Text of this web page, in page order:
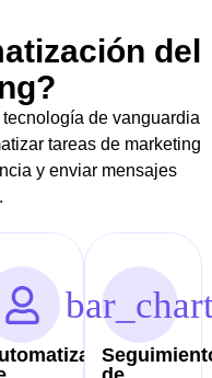
del
de vanguardia
tareas de marketing
y enviar mensajes